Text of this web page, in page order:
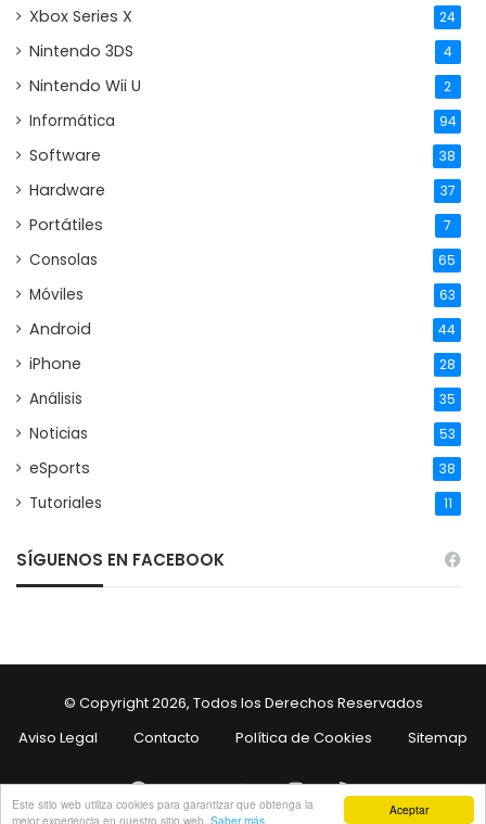
Aceptar
Este sitio web utiliza cookies para garantizar que obtenga la
mejor experiencia en nuestro sitio web. Saber más
Xbox Series X 24
Nintendo 3DS 4
Nintendo Wii U 2
Informática 94
Software 38
Hardware 37
Portátiles 7
Consolas 65
Móviles 63
Android 44
iPhone 28
Análisis 35
Noticias 53
eSports 38
Tutoriales 11
SÍGUENOS EN FACEBOOK
© Copyright 2026, Todos los Derechos Reservados
Aviso Legal
Contacto Política de Cookies Sitemap
Facebook
TwitterYouTubeInstagram
RSS